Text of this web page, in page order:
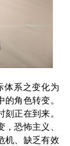
体系之变化为
角色转变。
正在到来。
恐怖主义、
机、缺乏有效